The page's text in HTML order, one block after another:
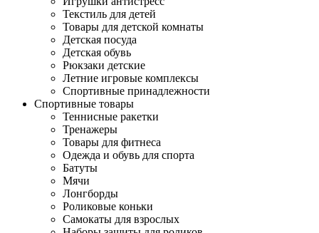
Текстиль для детей
Товары для детской комнаты
Детская посуда
Детская обувь
Рюкзаки детские
Летние игровые комплексы
Спортивные принадлежности
Спортивные товары
Теннисные ракетки
Тренажеры
Товары для фитнеса
Одежда и обувь для спорта
Батуты
Мячи
Лонгборды
Роликовые коньки
Самокаты для взрослых